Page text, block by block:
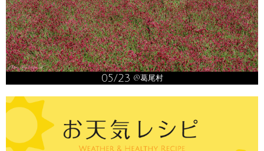
05/23 @葛尾村